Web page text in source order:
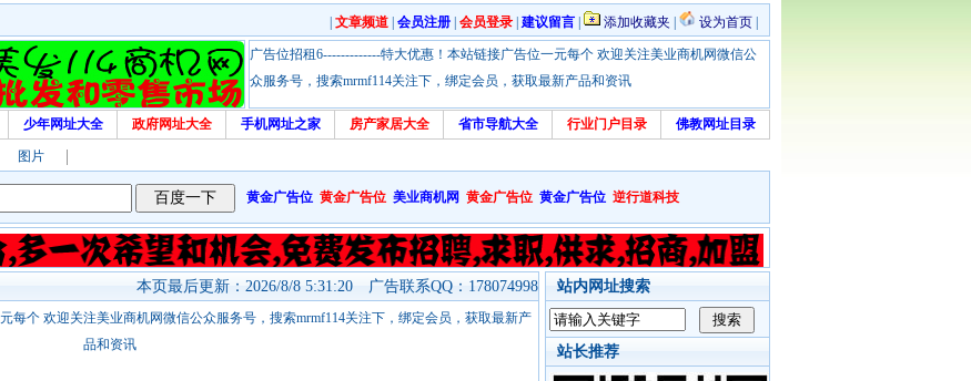
文章频道 会员注册 会员登录 建议留言 添加收藏夹 设为首页
广告位招租6-------------特大优惠！本站链接广告位一元每个 欢迎关注美业商机网微信公
众服务号，搜索mrmf114关注下，绑定会员，获取最新产品和资讯
少年网址大全 政府网址大全 手机网址之家 房产家居大全 省市导航大全 行业门户目录 佛教网址目录
图片
黄金广告位 黄金广告位 美业商机网 黄金广告位 黄金广告位 逆行道科技
站内网址搜索
站长推荐
本页最后更新：2026/8/8 5:31:20 广告联系QQ：178074998
每个 欢迎关注美业商机网微信公众服务号，搜索mrmf114关注下，绑定会员，获取最新产
品和资讯